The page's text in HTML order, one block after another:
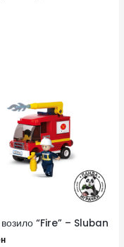
“Fire” – Sluban